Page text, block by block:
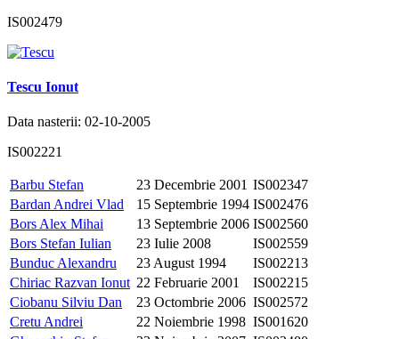
IS002479
Tescu Ionut
Data nasterii: 02-10-2005
IS002221
Barbu Stefan 23 Decembrie 2001 IS002347
Bardan Andrei Vlad
15 Septembrie 1994 IS002476
Bors Alex Mihai
13 Septembrie 2006 IS002560
Bors Stefan Iulian
23 Iulie 2008
IS002559
Bunduc Alexandru
23 August 1994
IS002213
Chiriac Razvan Ionut 22 Februarie 2001
IS002215
Ciobanu Silviu Dan
23 Octombrie 2006 IS002572
Cretu Andrei
22 Noiembrie 1998 IS001620